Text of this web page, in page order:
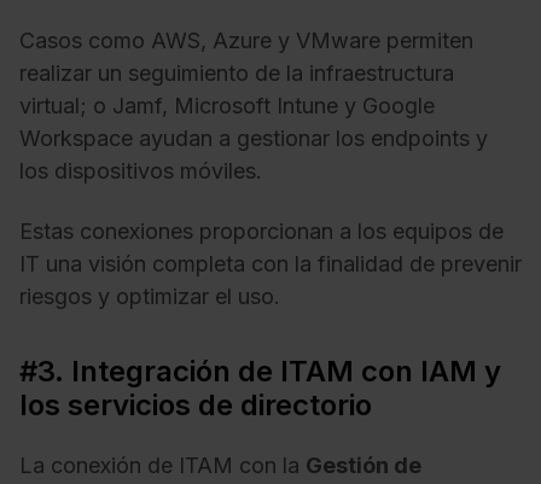
Casos como AWS, Azure y VMware permiten
realizar un seguimiento de la infraestructura
virtual; o Jamf, Microsoft Intune y Google
Workspace ayudan a gestionar los endpoints y
los dispositivos móviles.
Estas conexiones proporcionan a los equipos de
IT una visión completa con la finalidad de prevenir
riesgos y optimizar el uso.
#3. Integración de ITAM con IAM y
los servicios de directorio
La conexión de ITAM con la Gestión de